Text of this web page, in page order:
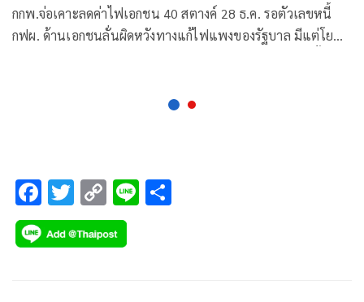
กกพ.จ่อเคาะลดค่าไฟเอกชน 40 สตางค์ 28 ธ.ค. รอตัวเลขหนี้
กฟผ. ด้านเอกชนลั่นผิดหวังทางแก้ไฟแพงของรัฐบาล มีแต่โยน
F
ac
e
T
wi
tt
C
o
p
Li